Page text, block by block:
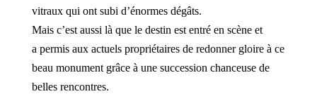
vitraux qui ont subi d’énormes dégâts.
Mais c’est aussi là que le destin est entré en scène et
a permis aux actuels propriétaires de redonner gloire à ce
beau monument grâce à une succession chanceuse de
belles rencontres.